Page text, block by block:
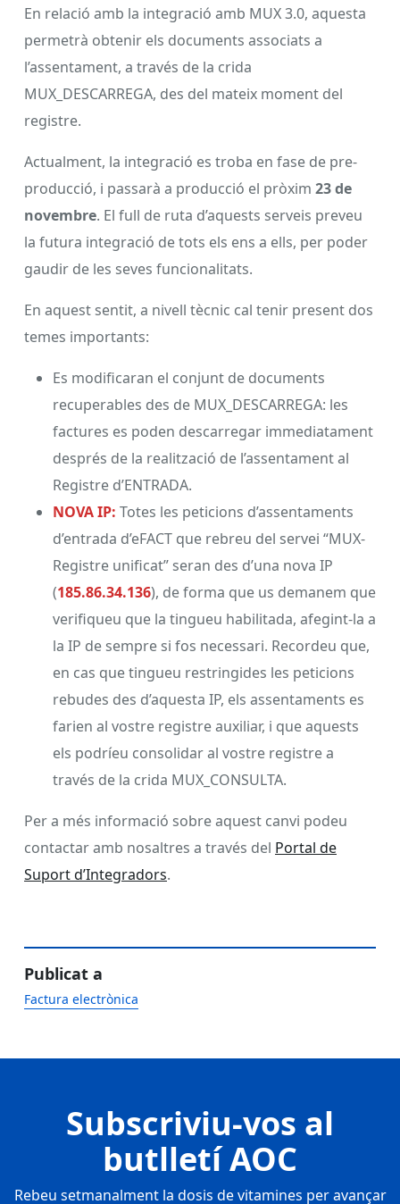
En relació amb la integració amb MUX 3.0, aquesta
permetrà obtenir els documents associats a
l’assentament, a través de la crida
MUX_DESCARREGA, des del mateix moment del
registre.
Actualment, la integració es troba en fase de pre-
producció, i passarà a producció el pròxim 23 de
novembre. El full de ruta d’aquests serveis preveu
la futura integració de tots els ens a ells, per poder
gaudir de les seves funcionalitats.
En aquest sentit, a nivell tècnic cal tenir present dos
temes importants:
Es modificaran el conjunt de documents
recuperables des de MUX_DESCARREGA: les
factures es poden descarregar immediatament
després de la realització de l’assentament al
Registre d’ENTRADA.
NOVA IP: Totes les peticions d’assentaments
d’entrada d’eFACT que rebreu del servei “MUX-
Registre unificat” seran des d’una nova IP
(185.86.34.136), de forma que us demanem que
verifiqueu que la tingueu habilitada, afegint-la a
la IP de sempre si fos necessari. Recordeu que,
en cas que tingueu restringides les peticions
rebudes des d’aquesta IP, els assentaments es
farien al vostre registre auxiliar, i que aquests
els podríeu consolidar al vostre registre a
través de la crida MUX_CONSULTA.
Per a més informació sobre aquest canvi podeu
contactar amb nosaltres a través del Portal de
Suport d’Integradors.
Publicat a
Factura electrònica
Subscriviu-vos al
butlletí AOC
Rebeu setmanalment la dosis de vitamines per avançar